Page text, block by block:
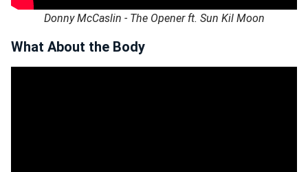
Donny McCaslin - The Opener ft. Sun Kil Moon
What About the Body